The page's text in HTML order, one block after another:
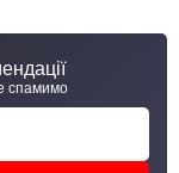
11850,
спамимо